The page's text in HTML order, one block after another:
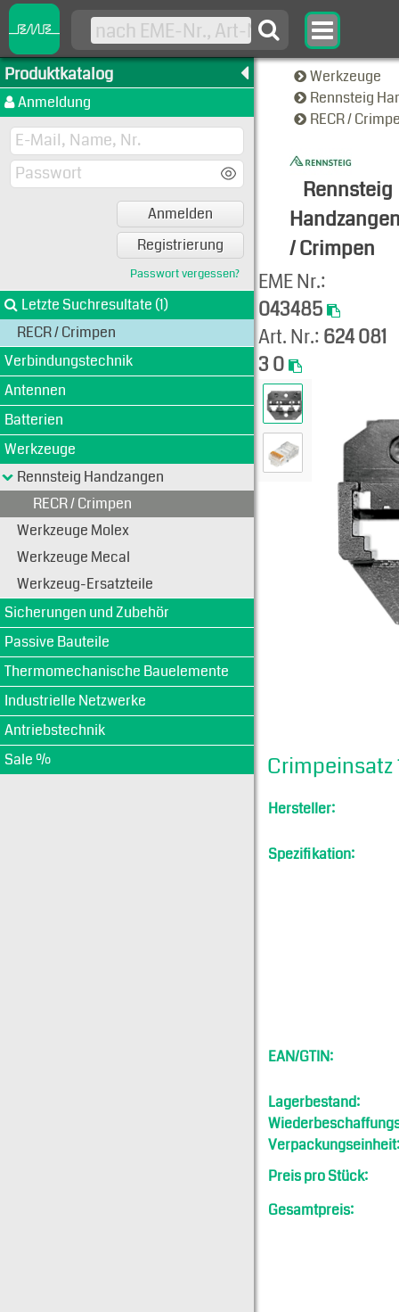
Produktkatalog
Anmeldung
Anmelden
Registrierung
Passwort vergessen?
Letzte Suchresultate (1)
RECR / Crimpen
Verbindungstechnik
Antennen
Batterien
Werkzeuge
Rennsteig Handzangen
RECR / Crimpen
Werkzeuge Molex
Werkzeuge Mecal
Werkzeug-Ersatzteile
Sicherungen und Zubehör
Passive Bauteile
Thermomechanische Bauelemente
Industrielle Netzwerke
Antriebstechnik
Sale %
Werkzeuge
Rennsteig
RECR /
Rennsteig
/ Crimpen
Produkt-
EME Nr.:
043485
Art. Nr.: 624 081
3 0
Crimpeinsatz
Hersteller:
Spezifikation:
EAN/GTIN:
Lagerbestand:
Verpackungseinheit:
Preis pro Stück:
Gesamtpreis: